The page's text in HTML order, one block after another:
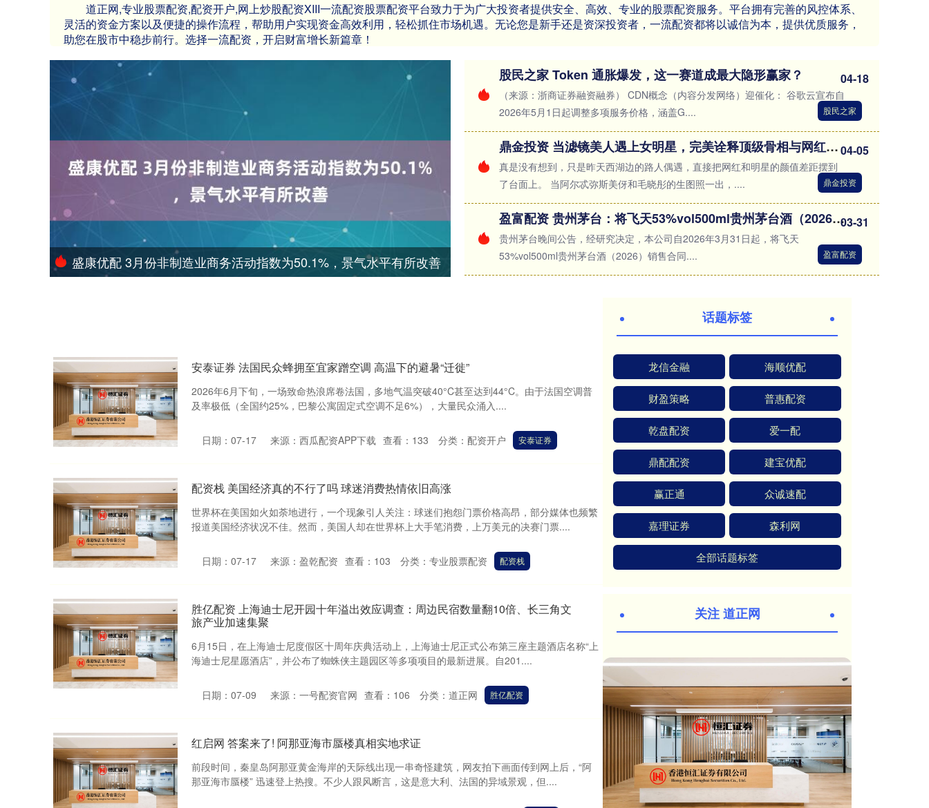
道正网,专业股票配资,配资开户,网上炒股配资XIII‌一流配资股票配资平台致力于为广大投资者提供安全、高效、专业的股票配资服务。平台拥有完善的风控体系、
灵活的资金方案以及便捷的操作流程，帮助用户实现资金高效利用，轻松抓住市场机遇。无论您是新手还是资深投资者，一流配资都将以诚信为本，提供优质服务，
助您在股市中稳步前行。选择一流配资，开启财富增长新篇章！
盛康优配 3月份非制造业商务活动指数为50.1%，景气水平有所改善
股民之家 Token 通胀爆发，这一赛道成最大隐形赢家？
（来源：浙商证券融资融券） CDN概念（内容分发网络）迎催化： 谷歌云宣布自
2026年5月1日起调整多项服务价格，涵盖G....
股民之家
04-18
鼎金投资 当滤镜美人遇上女明星，完美诠释顶级骨相与网红见光死
真是没有想到，只是昨天西湖边的路人偶遇，直接把网红和明星的颜值差距摆到
了台面上。 当阿尔忒弥斯美伢和毛晓彤的生图照一出，....
鼎金投资
04-05
盈富配资 贵州茅台：将飞天53%vol500ml贵州茅台酒（2026）销售合同价由1169元/瓶调整为1269元/瓶
贵州茅台晚间公告，经研究决定，本公司自2026年3月31日起，将飞天
53%vol500ml贵州茅台酒（2026）销售合同....
盈富配资
03-31
安泰证券 法国民众蜂拥至宜家蹭空调 高温下的避暑“迁徙”
2026年6月下旬，一场致命热浪席卷法国，多地气温突破40°C甚至达到44°C。由于法国空调普
及率极低（全国约25%，巴黎公寓固定式空调不足6%），大量民众涌入....
日期：07-17 来源：西瓜配资APP下载 查看： 133 分类： 配资开户 安泰证券
配资栈 美国经济真的不行了吗 球迷消费热情依旧高涨
世界杯在美国如火如荼地进行，一个现象引人关注：球迷们抱怨门票价格高昂，部分媒体也频繁
报道美国经济状况不佳。然而，美国人却在世界杯上大手笔消费，上万美元的决赛门票....
日期：07-17 来源：盈乾配资 查看： 103 分类： 专业股票配资 配资栈
胜亿配资 上海迪士尼开园十年溢出效应调查：周边民宿数量翻10倍、长三角文
旅产业加速集聚
6月15日，在上海迪士尼度假区十周年庆典活动上，上海迪士尼正式公布第三座主题酒店名称“上
海迪士尼星愿酒店”，并公布了蜘蛛侠主题园区等多项项目的最新进展。自201....
日期：07-09 来源：一号配资官网 查看： 106 分类： 道正网 胜亿配资
红启网 答案来了! 阿那亚海市蜃楼真相实地求证
前段时间，秦皇岛阿那亚黄金海岸的天际线出现一串奇怪建筑，网友拍下画面传到网上后，“阿
那亚海市蜃楼” 迅速登上热搜。不少人跟风断言，这是意大利、法国的异域景观，但....
话题标签
龙信金融 海顺优配
财盈策略 普惠配资
乾盘配资 爱一配
鼎配配资 建宝优配
赢正通 众诚速配
嘉理证券 森利网
全部话题标签
关注 道正网